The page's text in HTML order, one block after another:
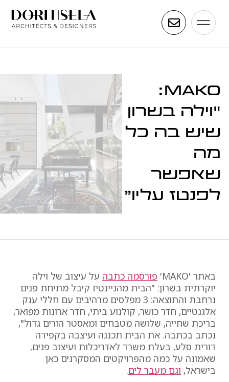
MAKO:
"וילה בשרון
שיש בה כל
מה
שאפשר
לפנטז עליו"
באתר 'MAKO' פורסמה כתבה על עיצוב של וילה
יוקרתית בשרון: "הבית מהניינטיז קיבל מתיחת פנים
נרחבת והתוצאה: 3 מפלסים מרהיבים עם חללי ענק
אלגנטיים, חדר כושר, קולנוע ביתי, חדר ארונות מפואר,
בריכת שחייה, שלושה מטבחים ומאסטר הורים גדול",
נכתב בכתבה. את הבית תכננה ועיצבה בקפידה
דורית סלע, בעלת משרד לאדריכלות ועיצוב פנים,
שאמונה על כמה מהפרויקטים המסקרנים כאן
בישראל, וגם מעבר לים.